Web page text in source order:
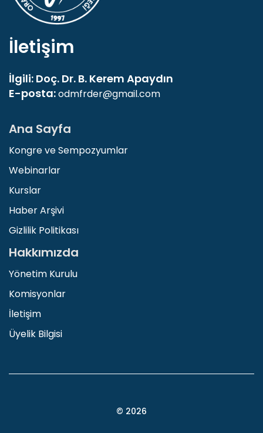
İletişim
İlgili: Doç. Dr. B. Kerem Apaydın
E-posta:odmfrder@gmail.com
Ana Sayfa
Kongre ve Sempozyumlar
Webinarlar
Kurslar
Haber Arşivi
Gizlilik Politikası
Hakkımızda
Yönetim Kurulu
Komisyonlar
İletişim
Üyelik Bilgisi
© 2026